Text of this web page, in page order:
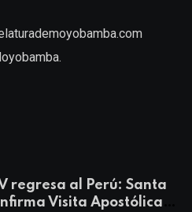
regresa al Perú: Santa
Visita Apostólica